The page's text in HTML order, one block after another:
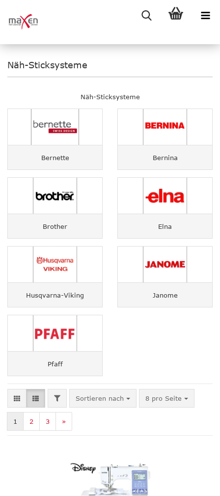
Näh-Sticksysteme
Näh-Sticksysteme
Bernette Bernina
Brother Elna
Husqvarna-Viking Janome
Pfaff
FILTERSortieren nach
Sortieren nach 8 pro Seite
pro Seite
1 2 3 »